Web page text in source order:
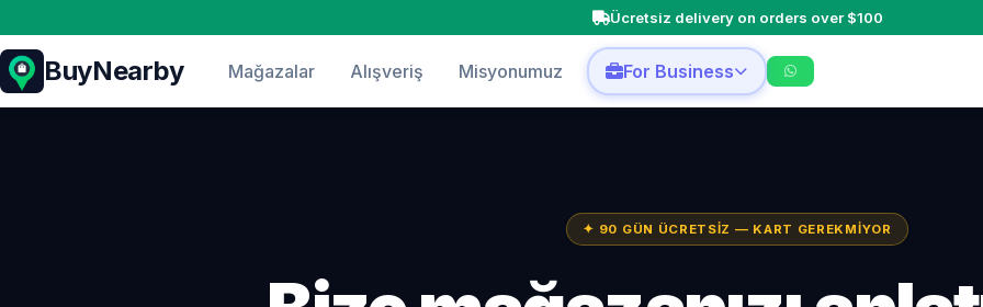
Ücretsiz delivery on orders over $100
BuyNearby Mağazalar Alışveriş Misyonumuz For Business
✦ 90 GÜN ÜCRETSİZ — KART GEREKMİYOR